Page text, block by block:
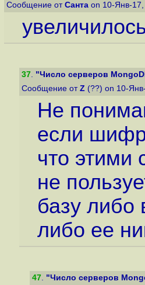
Сообщение от Санта on 10-Янв-17,
37. "Число серверов
Сообщение от Z (??) on 10-
Не
если
что
не
базу либо
либо ее
47. "Число серверов